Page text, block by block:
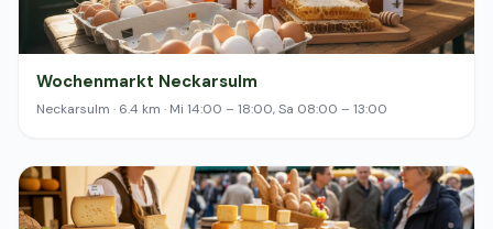
Wochenmarkt Neckarsulm
Neckarsulm · 6.4 km · Mi 14:00 – 18:00, Sa 08:00 – 13:00